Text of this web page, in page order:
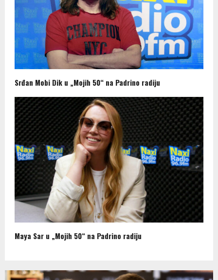
Srđan Mobi Dik u „Mojih 50“ na Padrino radiju
Maya Sar u „Mojih 50“ na Padrino radiju